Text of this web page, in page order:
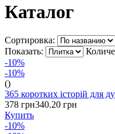
Каталог
Сортировка:
Показать:
-10%
-10%
()
365 коротких історій для
378 грн340.20 грн
Купить
-10%